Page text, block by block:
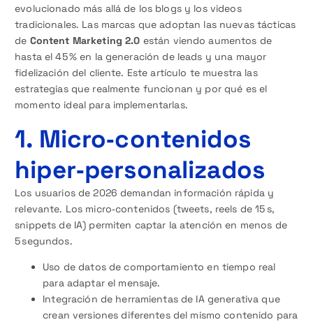
evolucionado más allá de los blogs y los videos
tradicionales. Las marcas que adoptan las nuevas tácticas
de Content Marketing 2.0 están viendo aumentos de
hasta el 45 % en la generación de leads y una mayor
fidelización del cliente. Este artículo te muestra las
estrategias que realmente funcionan y por qué es el
momento ideal para implementarlas.
1. Micro‑contenidos
hiper‑personalizados
Los usuarios de 2026 demandan información rápida y
relevante. Los micro‑contenidos (tweets, reels de 15 s,
snippets de IA) permiten captar la atención en menos de
5 segundos.
Uso de datos de comportamiento en tiempo real
para adaptar el mensaje.
Integración de herramientas de IA generativa que
crean versiones diferentes del mismo contenido para